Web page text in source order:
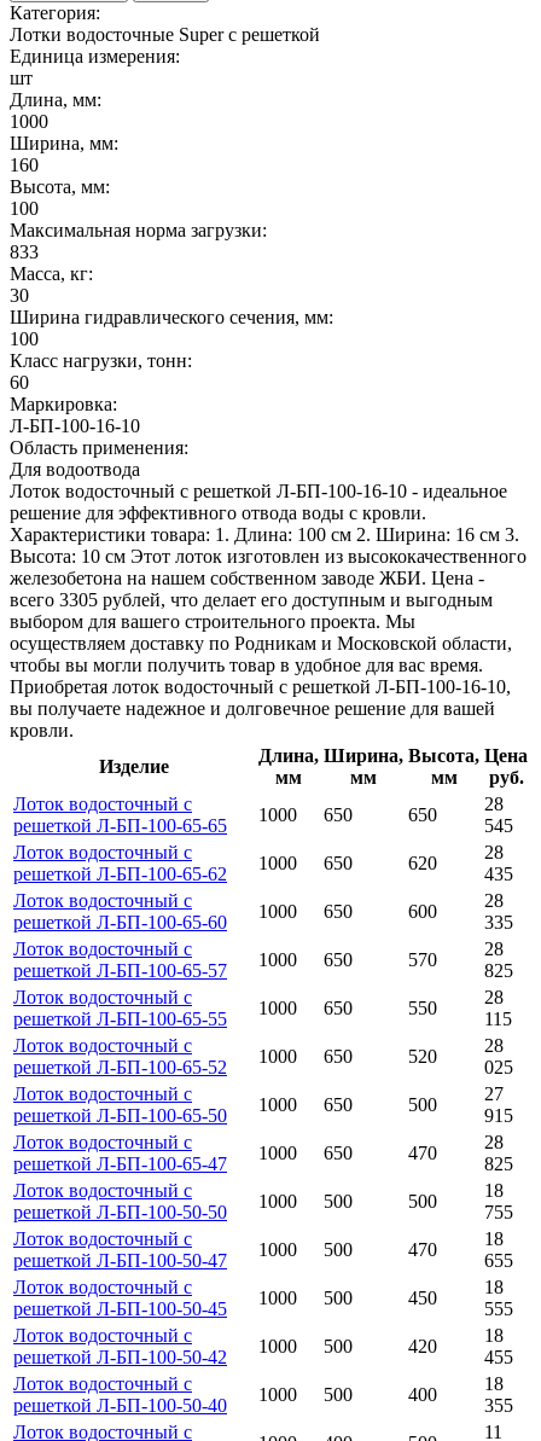
Категория:
Лотки водосточные Super с решеткой
Единица измерения:
шт
Длина, мм:
1000
Ширина, мм:
160
Высота, мм:
100
Максимальная норма загрузки:
833
Масса, кг:
30
Ширина гидравлического сечения, мм:
100
Класс нагрузки, тонн:
60
Маркировка:
Л-БП-100-16-10
Область применения:
Для водоотвода
Лоток водосточный с решеткой Л-БП-100-16-10 - идеальное
решение для эффективного отвода воды с кровли.
Характеристики товара: 1. Длина: 100 см 2. Ширина: 16 см 3.
Высота: 10 см Этот лоток изготовлен из высококачественного
железобетона на нашем собственном заводе ЖБИ. Цена -
всего 3305 рублей, что делает его доступным и выгодным
выбором для вашего строительного проекта. Мы
осуществляем доставку по Родникам и Московской области,
чтобы вы могли получить товар в удобное для вас время.
Приобретая лоток водосточный с решеткой Л-БП-100-16-10,
вы получаете надежное и долговечное решение для вашей
кровли.
Изделие
Длина,
мм
Ширина,
мм
Высота,
мм
Цена
руб.
Лоток водосточный с
решеткой Л-БП-100-65-65
1000 650 650
28
545
Лоток водосточный с
решеткой Л-БП-100-65-62
1000 650 620
28
435
Лоток водосточный с
решеткой Л-БП-100-65-60
1000 650 600
28
335
Лоток водосточный с
решеткой Л-БП-100-65-57
1000 650 570
28
825
Лоток водосточный с
решеткой Л-БП-100-65-55
1000 650 550
28
115
Лоток водосточный с
решеткой Л-БП-100-65-52
1000 650 520
28
025
Лоток водосточный с
решеткой Л-БП-100-65-50
1000 650 500
27
915
Лоток водосточный с
решеткой Л-БП-100-65-47
1000 650 470
28
825
Лоток водосточный с
решеткой Л-БП-100-50-50
1000 500 500
18
755
Лоток водосточный с
решеткой Л-БП-100-50-47
1000 500 470
18
655
Лоток водосточный с
решеткой Л-БП-100-50-45
1000 500 450
18
555
Лоток водосточный с
решеткой Л-БП-100-50-42
1000 500 420
18
455
Лоток водосточный с
решеткой Л-БП-100-50-40
1000 500 400
18
355
Лоток водосточный с
11